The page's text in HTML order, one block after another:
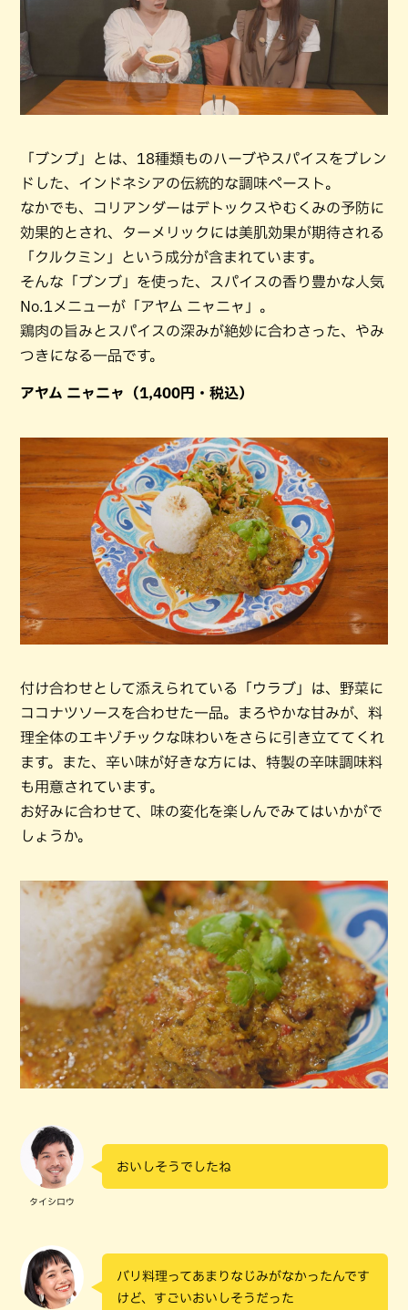
「ブンブ」とは、18種類ものハーブやスパイスをブレン
ドした、インドネシアの伝統的な調味ペースト。
なかでも、コリアンダーはデトックスやむくみの予防に
効果的とされ、ターメリックには美肌効果が期待される
「クルクミン」という成分が含まれています。
そんな「ブンブ」を使った、スパイスの香り豊かな人気
No.1メニューが「アヤム ニャニャ」。
鶏肉の旨みとスパイスの深みが絶妙に合わさった、やみ
つきになる一品です。
アヤム ニャニャ（1,400円・税込）
付け合わせとして添えられている「ウラブ」は、野菜に
ココナツソースを合わせた一品。まろやかな甘みが、料
理全体のエキゾチックな味わいをさらに引き立ててくれ
ます。また、辛い味が好きな方には、特製の辛味調味料
も用意されています。
お好みに合わせて、味の変化を楽しんでみてはいかがで
しょうか。
タイシロウ
おいしそうでしたね
バリ料理ってあまりなじみがなかったんです
けど、すごいおいしそうだった